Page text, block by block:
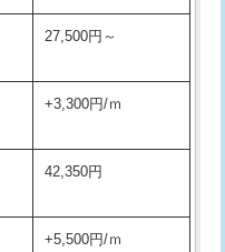
27,500円～
+3,300円/ｍ
42,350円
+5,500円/ｍ